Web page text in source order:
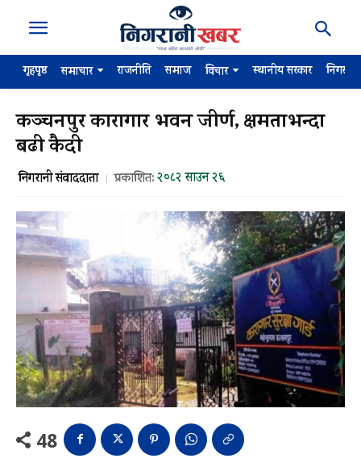
गृहपृष्ठ समाचार राजनीति समाज विचार स्थानीय सरकार
कञ्चनपुर कारागार भवन जीर्ण, क्षमताभन्दा
बढी कैदी
निगरानी संवाददाता प्रकाशित:२०८२ साउन २६
48